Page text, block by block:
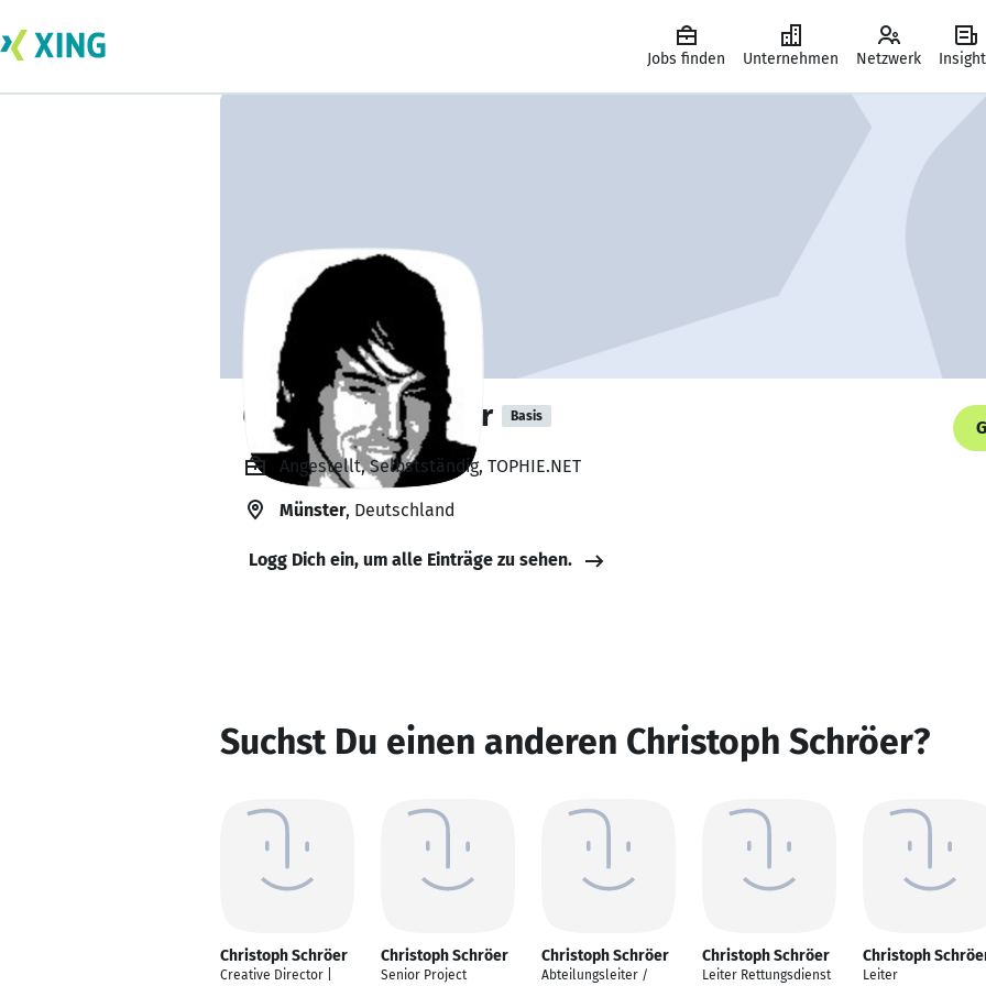
Jobs finden Unternehmen Netzwerk
Christoph Schröer Basis
Angestellt, Selbstständig, TOPHIE.NET
Münster, Deutschland
Logg Dich ein, um alle Einträge zu sehen.
Suchst Du einen anderen Christoph Schröer?
Christoph Schröer
Creative Director |
Christoph Schröer
Senior Project
Christoph Schröer
Abteilungsleiter /
Christoph Schröer
Leiter Rettungsdienst
Christoph
Leiter